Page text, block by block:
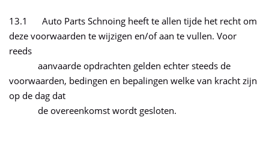
13.1 Auto Parts Schnoing heeft te allen tijde het recht om
deze voorwaarden te wijzigen en/of aan te vullen. Voor
reeds
aanvaarde opdrachten gelden echter steeds de
voorwaarden, bedingen en bepalingen welke van kracht zijn
op de dag dat
de overeenkomst wordt gesloten.